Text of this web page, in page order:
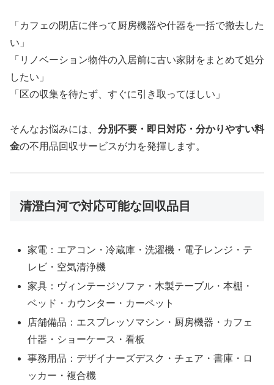
「カフェの閉店に伴って厨房機器や什器を一括で撤去した
い」
「リノベーション物件の入居前に古い家財をまとめて処分
したい」
「区の収集を待たず、すぐに引き取ってほしい」
そんなお悩みには、 分別不要・即日対応・分かりやすい料
金の不用品回収サービスが力を発揮します。
清澄白河で対応可能な回収品目
家電：エアコン・冷蔵庫・洗濯機・電子レンジ・テ
レビ・空気清浄機
家具：ヴィンテージソファ・木製テーブル・本棚・
ベッド・カウンター・カーペット
店舗備品：エスプレッソマシン・厨房機器・カフェ
什器・ショーケース・看板
事務用品：デザイナーズデスク・チェア・書庫・ロ
ッカー・複合機